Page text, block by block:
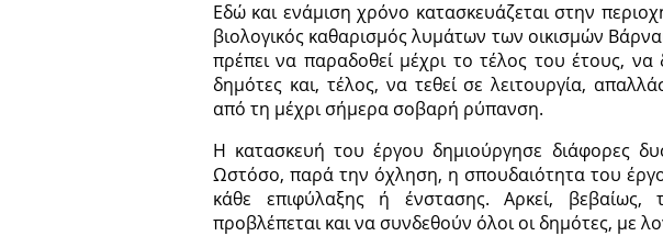
Εδώ και ενάμιση χρόνο κατασκευάζεται στην
βιολογικός καθαρισμός λυμάτων των οικισμών
πρέπει να παραδοθεί μέχρι το τέλος του έτους, να
δημότες και, τέλος, να τεθεί σε λειτουργία,
από τη μέχρι σήμερα σοβαρή ρύπανση.
Η κατασκευή του έργου δημιούργησε διάφορες
Ωστόσο, παρά την όχληση, η σπουδαιότητα του
κάθε επιφύλαξης ή ένστασης. Αρκεί,
προβλέπεται και να συνδεθούν όλοι οι δημότες, με